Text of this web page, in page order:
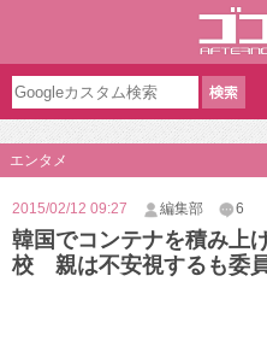
エンタメ
2015/02/12 09:27 編集部 6
韓国でコンテナを積み上
校 親は不安視するも委員